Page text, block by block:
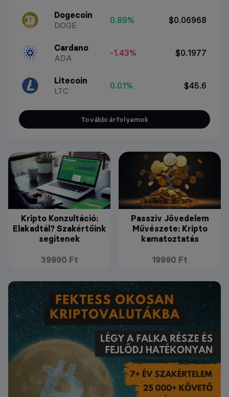
Dogecoin
DOGE
0.89% $0.06968
Cardano
ADA
-1.43% $0.1977
Litecoin
LTC
0.01% $45.6
További árfolyamok
Kripto Konzultáció:
Elakadtál? Szakértőink
segítenek
39990 Ft
Passzív Jövedelem
Művészete: Kripto
kamatoztatás
19990 Ft